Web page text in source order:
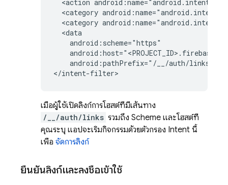
<action
<category
<category
android:pathPrefix="/__/auth/links"
เมื่อผู้ใช้เปิดลิงก์การโฮสต์ที่มีเส้นทาง
/__/auth/links รวมถึง Scheme และโฮสต์ที่
คุณระบุ แอปจะเริ่มกิจกรรมด้วยตัวกรอง Intent นี้
เพื่อ จัดการลิงก์
ยืนยันลิงก์และลงชื่อเข้าใช้